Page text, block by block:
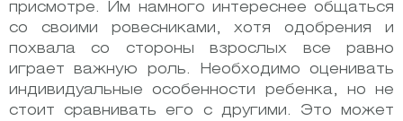
присмотре. Им намного интереснее общаться
со своими ровесниками, хотя одобрения и
похвала со стороны взрослых все равно
играет важную роль. Необходимо оценивать
индивидуальные особенности ребенка, но не
стоит сравнивать его с другими. Это может